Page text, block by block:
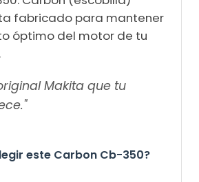
fabricado para mantener
óptimo del motor de tu
Makita que tu
este Carbon Cb-350?